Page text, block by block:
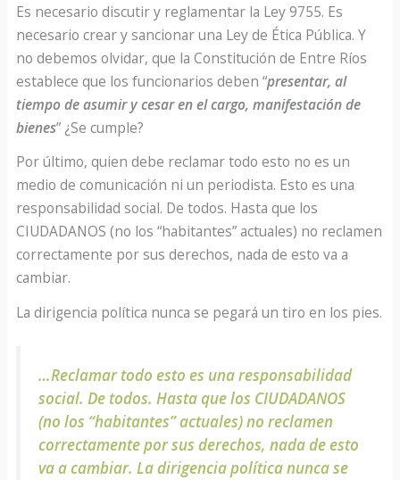
Es necesario discutir y reglamentar la Ley 9755. Es
necesario crear y sancionar una Ley de Ética Pública. Y
no debemos olvidar, que la Constitución de Entre Ríos
establece que los funcionarios deben “presentar, al
tiempo de asumir y cesar en el cargo, manifestación de
bienes” ¿Se cumple?
Por último, quien debe reclamar todo esto no es un
medio de comunicación ni un periodista. Esto es una
responsabilidad social. De todos. Hasta que los
CIUDADANOS (no los “habitantes” actuales) no reclamen
correctamente por sus derechos, nada de esto va a
cambiar.
La dirigencia política nunca se pegará un tiro en los pies.
…Reclamar todo esto es una responsabilidad
social. De todos. Hasta que los CIUDADANOS
(no los “habitantes” actuales) no reclamen
correctamente por sus derechos, nada de esto
va a cambiar. La dirigencia política nunca se